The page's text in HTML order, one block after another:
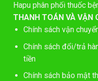
Hapu phân phối thuốc
THANH TOÁN VÀ VẬN
Chính sách vận
Chính sách đổi/trả
tiền
Chính sách bảo mật